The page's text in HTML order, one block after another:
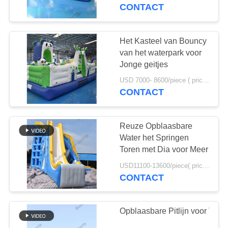
CONTACTEER
ONS
VERZOEK
EEN
CITAAT
SITEMAP
PRIVACY
POLICY
Opblaasbare Water
Trampoline
4
Enige Opblaasbare
Watersporten
135
CONTACT
Het Kasteel van Bouncy
van het waterpark voor
Jonge geitjes
USD 7000- 8600/piece ( price just for reference, detailed prices need to be confirmed) MOQ:1PC
CONTACT
Reuze Opblaasbare
Water het Springen
Toren met Dia voor Meer
CONTACT
Opblaasbare Pitlijn voor